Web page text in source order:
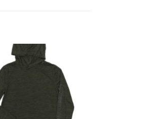
Añadir
a la
lista de
deseos